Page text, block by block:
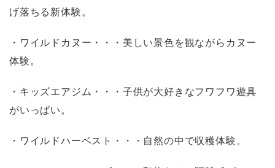
げ落ちる新体験。
・ワイルドカヌー・・・美しい景色を観ながらカヌー
体験。
・キッズエアジム・・・子供が大好きなフワフワ遊具
がいっぱい。
・ワイルドハーベスト・・・自然の中で収穫体験。